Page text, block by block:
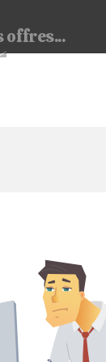
offres...